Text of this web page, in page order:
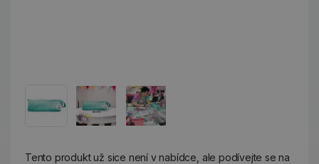
Tento produkt už sice není v nabídce, ale podívejte se na